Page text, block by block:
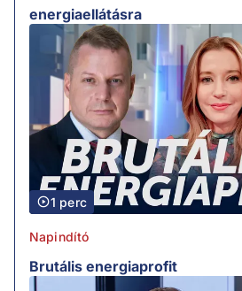
energiaellátásra
1 perc
Napindító
Brutális energiaprofit